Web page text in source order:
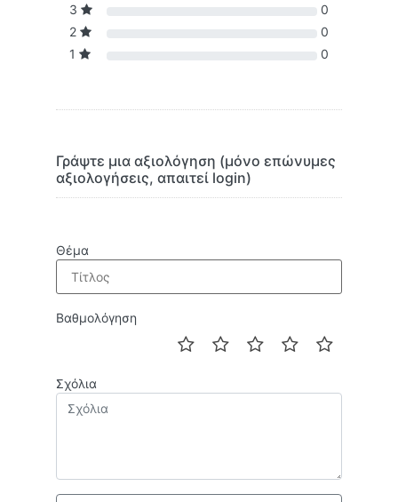
3
0
2
0
1
0
Γράψτε μια αξιολόγηση (μόνο επώνυμες
αξιολογήσεις, απαιτεί login)
Θέμα
Βαθμολόγηση
Σχόλια